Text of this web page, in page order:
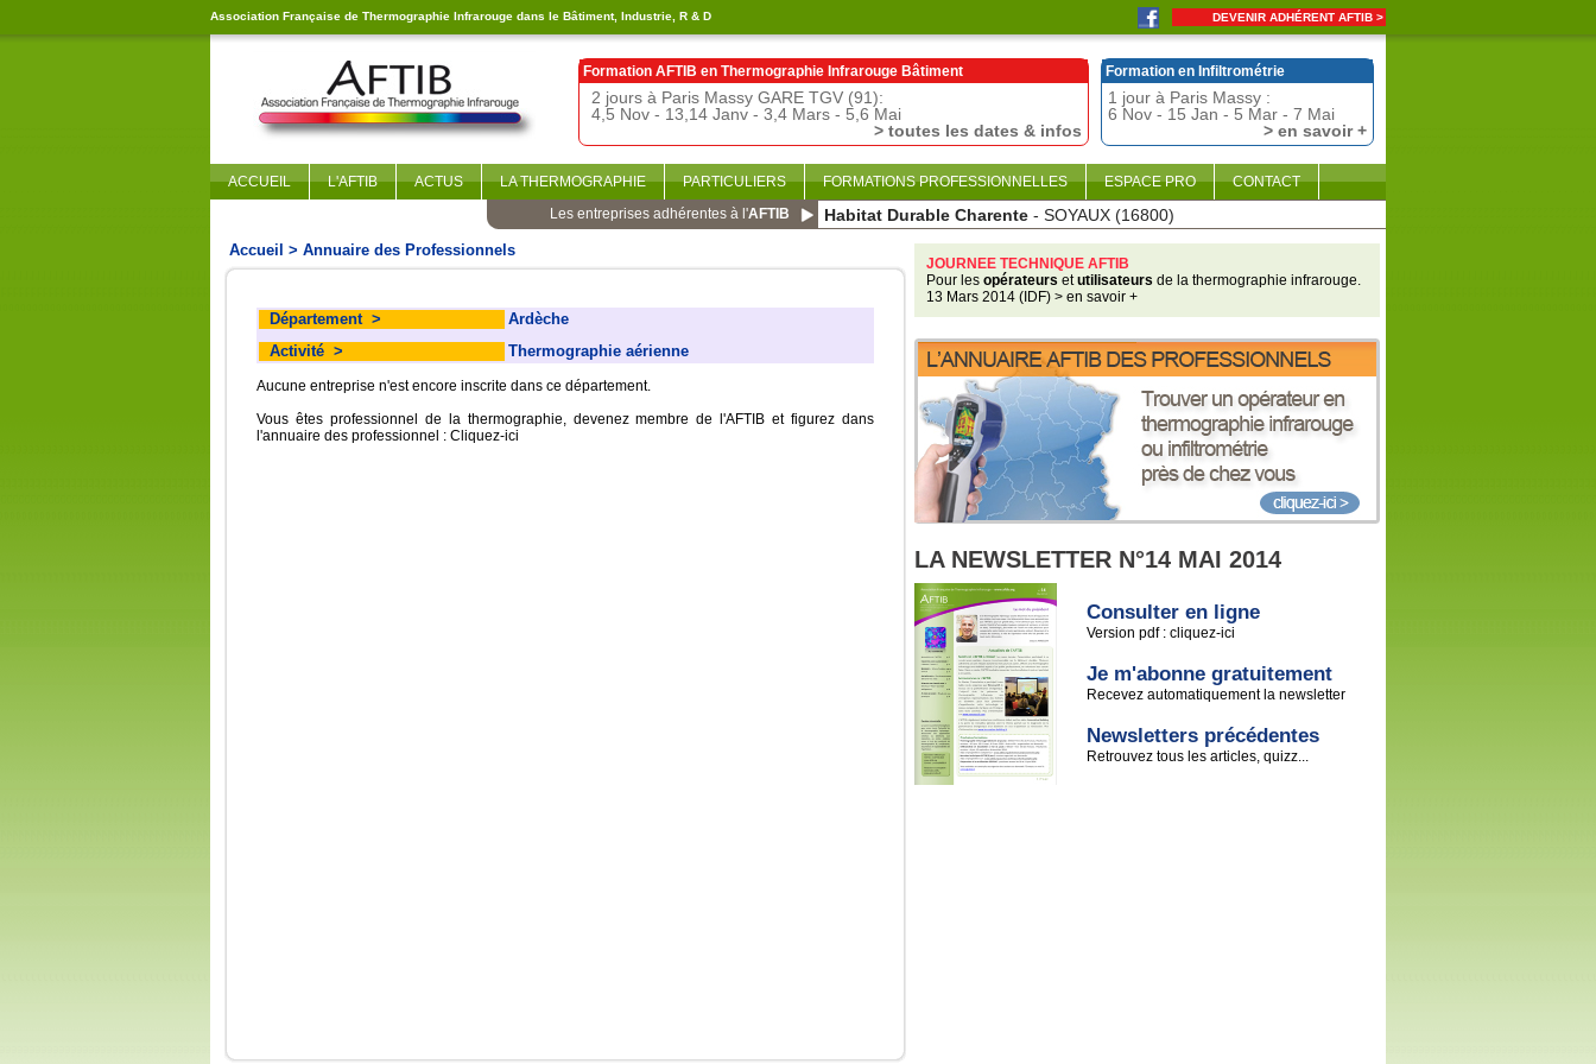
Association Française de Thermographie Infrarouge dans le Bâtiment, Industrie, R & D DEVENIR ADHÉRENT AFTIB >
Formation AFTIB en Thermographie Infrarouge Bâtiment
2 jours à Paris Massy GARE TGV (91):
4,5 Nov - 13,14 Janv - 3,4 Mars - 5,6 Mai
> toutes les dates & infos
Formation en Infiltrométrie
1 jour à Paris Massy :
6 Nov - 15 Jan - 5 Mar - 7 Mai
> en savoir +
ACCUEIL L'AFTIB ACTUS LA THERMOGRAPHIE PARTICULIERS FORMATIONS PROFESSIONNELLES ESPACE PRO
CONTACT
Les entreprises adhérentes à l'AFTIB Habitat Durable Charente - SOYAUX (16800)
Accueil > Annuaire des Professionnels
Département >
Ardèche
Activité > Thermographie aérienne
Aucune entreprise n'est encore inscrite dans ce département.
Vous êtes professionnel de la thermographie, devenez membre de l'AFTIB et figurez dans
l'annuaire des professionnel : Cliquez-ici
JOURNEE TECHNIQUE AFTIB
Pour les opérateurs etutilisateurs de la thermographie infrarouge.
13 Mars 2014 (IDF) > en savoir +
LA NEWSLETTER N°14 MAI 2014
Consulter en ligne
Version pdf : cliquez-ici
Je m'abonne gratuitement
Recevez automatiquement la newsletter
Newsletters précédentes
Retrouvez tous les articles, quizz...